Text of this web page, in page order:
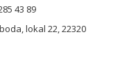
43 89
lokal 22, 22320